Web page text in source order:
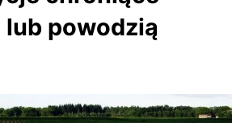
lub powodzią